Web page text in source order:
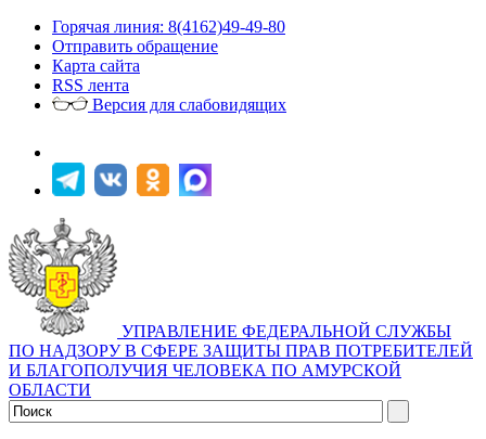
Горячая линия: 8(4162)49-49-80
Отправить обращение
Карта сайта
RSS лента
Версия для слабовидящих
УПРАВЛЕНИЕ ФЕДЕРАЛЬНОЙ СЛУЖБЫ
ПО НАДЗОРУ В СФЕРЕ ЗАЩИТЫ ПРАВ ПОТРЕБИТЕЛЕЙ
И БЛАГОПОЛУЧИЯ ЧЕЛОВЕКА ПО АМУРСКОЙ
ОБЛАСТИ